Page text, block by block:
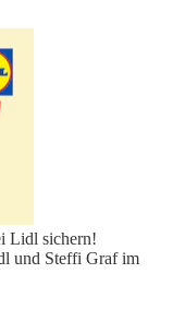
Lidl sichern!
und Steffi Graf im